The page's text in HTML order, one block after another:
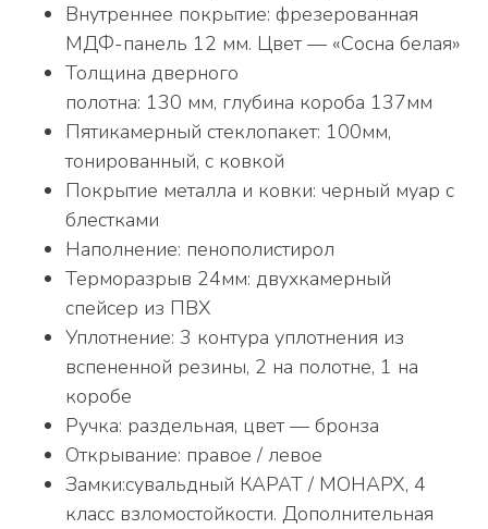
Внутреннее покрытие: фрезерованная
МДФ-панель 12 мм. Цвет — «Сосна белая»
Толщина дверного
полотна: 130 мм, глубина короба 137мм
Пятикамерный стеклопакет: 100мм,
тонированный, с ковкой
Покрытие металла и ковки: черный муар с
блестками
Наполнение: пенополистирол
Терморазрыв 24мм: двухкамерный
спейсер из ПВХ
Уплотнение: 3 контура уплотнения из
вспененной резины, 2 на полотне, 1 на
коробе
Ручка: раздельная, цвет — бронза
Открывание: правое / левое
Замки:сувальдный КАРАТ / МОНАРХ, 4
класс взломостойкости. Дополнительная